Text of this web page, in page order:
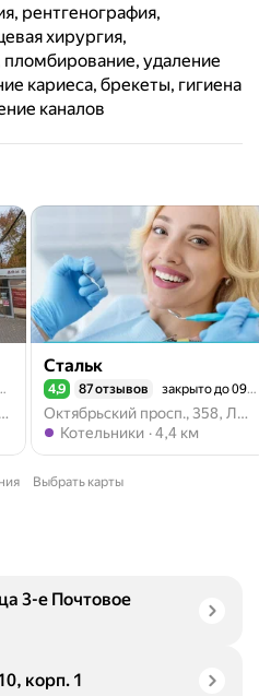
рентгенография,
хирургия,
удаление
кариеса, брекеты, гигиена
каналов
Смирновская ул., 23, Люберцы
Стальк
Рейтинг 4,9 из 5
4,9 87 отзывов закрыто до 09:00
Октябрьский просп., 358, Люберцы
Метро Котельники
Котельники 4,4 км
Выбрать карты
3-е Почтовое
корп. 1